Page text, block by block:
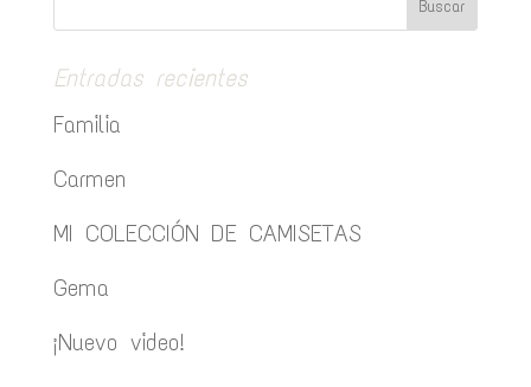
Entradas recientes
Familia
Carmen
MI COLECCIÓN DE CAMISETAS
Gema
¡Nuevo video!